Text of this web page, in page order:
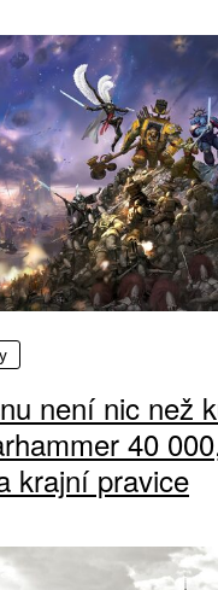
není nic než
40
krajní pravice